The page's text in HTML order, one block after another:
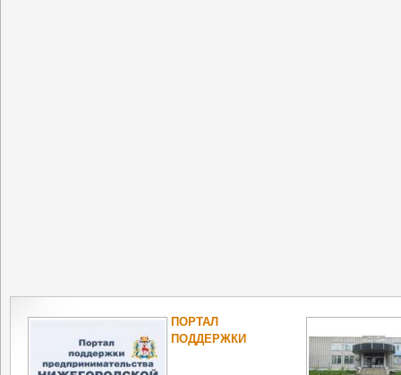
ПОРТАЛ
ПОДДЕРЖКИ